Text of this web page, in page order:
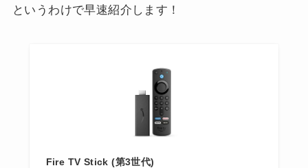
というわけで早速紹介します！
Fire TV Stick (第3世代)